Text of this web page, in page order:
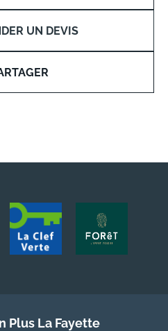
UN DEVIS
Plus La Fayette